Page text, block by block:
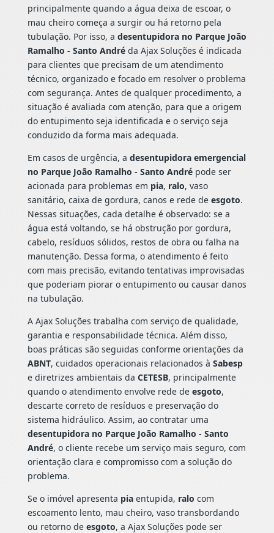
principalmente quando a água deixa de escoar, o
mau cheiro começa a surgir ou há retorno pela
tubulação. Por isso, a desentupidora no Parque João
Ramalho - Santo Andréda Ajax Soluções é indicada
para clientes que precisam de um atendimento
técnico, organizado e focado em resolver o problema
com segurança. Antes de qualquer procedimento, a
situação é avaliada com atenção, para que a origem
do entupimento seja identificada e o serviço seja
conduzido da forma mais adequada.
Em casos de urgência, a desentupidora emergencial
no Parque João Ramalho - Santo Andrépode ser
acionada para problemas em pia, ralo, vaso
sanitário, caixa de gordura, canos e rede de esgoto.
Nessas situações, cada detalhe é observado: se a
água está voltando, se há obstrução por gordura,
cabelo, resíduos sólidos, restos de obra ou falha na
manutenção. Dessa forma, o atendimento é feito
com mais precisão, evitando tentativas improvisadas
que poderiam piorar o entupimento ou causar danos
na tubulação.
A Ajax Soluções trabalha com serviço de qualidade,
garantia e responsabilidade técnica. Além disso,
boas práticas são seguidas conforme orientações da
ABNT, cuidados operacionais relacionados à Sabesp
e diretrizes ambientais da CETESB, principalmente
quando o atendimento envolve rede de esgoto,
descarte correto de resíduos e preservação do
sistema hidráulico. Assim, ao contratar uma
desentupidora no Parque João Ramalho - Santo
André, o cliente recebe um serviço mais seguro, com
orientação clara e compromisso com a solução do
problema.
Se o imóvel apresenta piaentupida, ralo com
escoamento lento, mau cheiro, vaso transbordando
ou retorno de esgoto, a Ajax Soluções pode ser